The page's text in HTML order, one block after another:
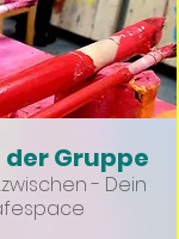
Gruppe
- Dein